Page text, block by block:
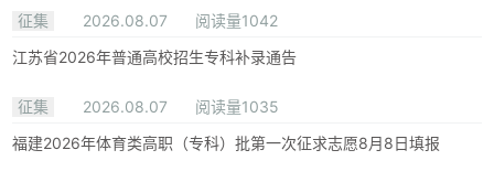
征集
2026.08.07
阅读量1042
江苏省2026年普通高校招生专科补录通告
征集 2026.08.07
阅读量1035
福建2026年体育类高职（专科）批第一次征求志愿8月8日填报